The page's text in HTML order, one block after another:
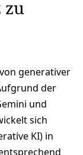
zu
generativer
der
und
sich
KI) in